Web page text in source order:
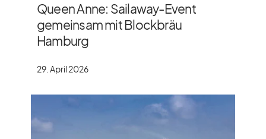
Queen Anne: Sailaway-Event
gemeinsam mit Blockbräu
Hamburg
29. April 2026